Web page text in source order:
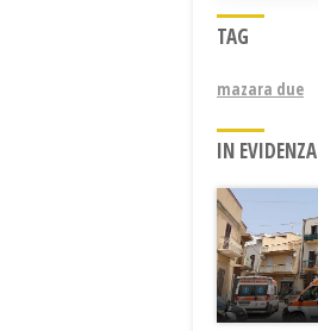
TAG
mazara due
IN EVIDENZA